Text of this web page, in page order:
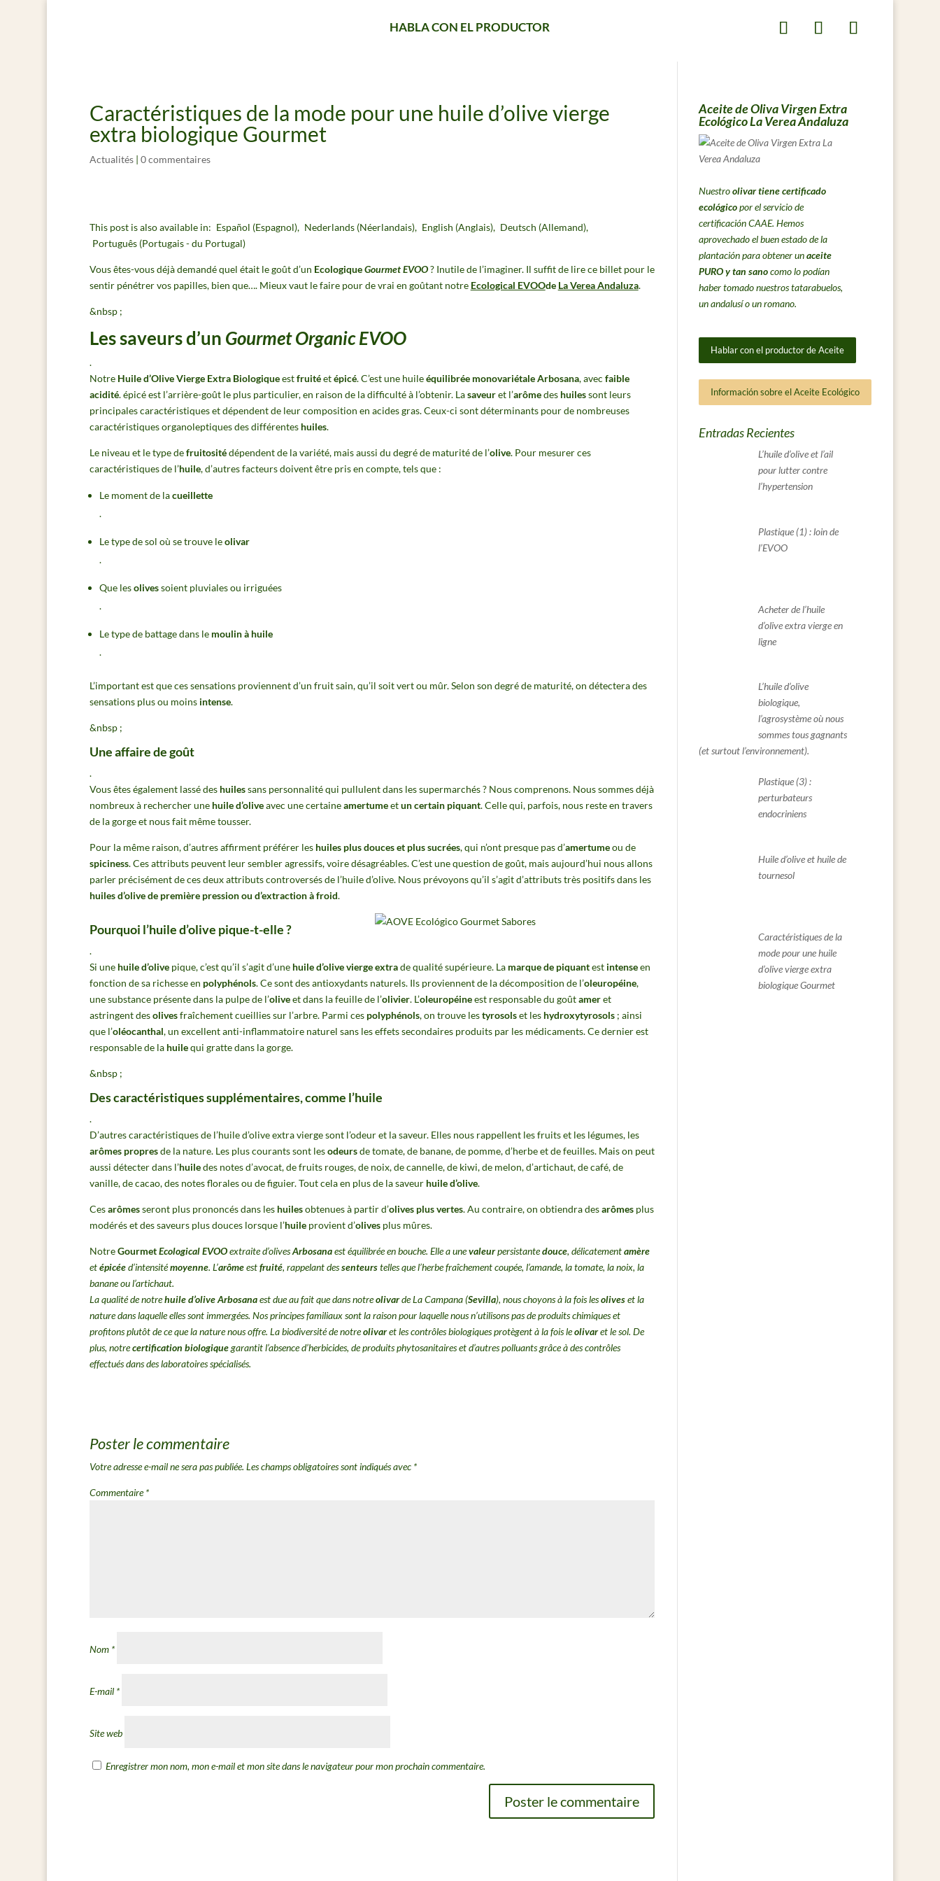
HABLA CON EL PRODUCTOR
Caractéristiques de la mode pour une huile d’olive vierge
extra biologique Gourmet
Actualités| 0 commentaires
This post is also available in: Español (Espagnol) Nederlands (Néerlandais) English (Anglais) Deutsch (Allemand)
Português(Portugais - du Portugal)
Vous êtes-vous déjà demandé quel était le goût d’un EcologiqueGourmet EVOO? Inutile de l’imaginer. Il suffit de lire ce billet pour le
sentir pénétrer vos papilles, bien que…. Mieux vaut le faire pour de vrai en goûtant notre Ecological EVOOde La Verea Andaluza.
&nbsp ;
Les saveurs d’un Gourmet Organic EVOO
.
Notre Huile d’Olive Vierge Extra Biologiqueestfruitéetépicé. C’est une huileéquilibrée monovariétaleArbosana, avec faible
acidité.épicé est l’arrière-goût le plus particulier, en raison de la difficulté à l’obtenir. Lasaveuret l’arômedes huilessont leurs
principales caractéristiques et dépendent de leur composition en acides gras. Ceux-ci sont déterminants pour de nombreuses
caractéristiques organoleptiques des différentes huiles.
Le niveau et le type defruitositédépendent de la variété, mais aussi du degré de maturité de l’olive. Pour mesurer ces
caractéristiques de l’huile, d’autres facteurs doivent être pris en compte, tels que :
Le moment de lacueillette
.
Le type de sol où se trouve leolivar
.
Que lesolivessoient pluviales ou irriguées
.
Le type de battage dans le moulin à huile
.
L’important est que ces sensations proviennent d’un fruit sain, qu’il soit vert ou mûr. Selon son degré de maturité, on détectera des
sensations plus ou moins intense.
&nbsp ;
Une affaire de goût
.
Vous êtes également lassé des huilessans personnalité qui pullulent dans les supermarchés ? Nous comprenons. Nous sommes déjà
nombreux à rechercher une huile d’oliveavec une certaineamertumeetun certain piquant. Celle qui, parfois, nous reste en travers
de la gorge et nous fait même tousser.
Pour la même raison, d’autres affirment préférer les huiles plus douces et plus sucrées, qui n’ont presque pas d’amertumeou de
spiciness. Ces attributs peuvent leur sembler agressifs, voire désagréables. C’est une question de goût, mais aujourd’hui nous allons
parler précisément de ces deux attributs controversés de l’huile d’olive. Nous prévoyons qu’il s’agit d’attributs très positifs dans les
huiles d’olive de première pression ou d’extraction à froid.
Pourquoi l’huile d’olive pique-t-elle ?
.
Si une huile d’olivepique, c’est qu’il s’agit d’une huile d’olive vierge extrade qualité supérieure. La marque de piquantest intenseen
fonction de sa richesse en polyphénols. Ce sont des antioxydants naturels. Ils proviennent de la décomposition de l’oleuropéine,
une substance présente dans la pulpe de l’oliveet dans la feuille de l’olivier. L’oleuropéineest responsable du goûtameret
astringent desolivesfraîchement cueillies sur l’arbre. Parmi ces polyphénols, on trouve lestyrosolset les hydroxytyrosols; ainsi
que l’oléocanthal, un excellent anti-inflammatoire naturel sans les effets secondaires produits par les médicaments. Ce dernier est
responsable de la huilequi gratte dans la gorge.
&nbsp ;
Des caractéristiques supplémentaires, comme l’huile
.
D’autres caractéristiques de l’huile d’olive extra vierge sont l’odeur et la saveur. Elles nous rappellent les fruits et les légumes, les
arômes propresde la nature. Les plus courants sont lesodeursde tomate, de banane, de pomme, d’herbe et de feuilles. Mais on peut
aussi détecter dans l’huiledes notes d’avocat, de fruits rouges, de noix, de cannelle, de kiwi, de melon, d’artichaut, de café, de
vanille, de cacao, des notes florales ou de figuier. Tout cela en plus de la saveur huile d’olive.
Cesarômesseront plus prononcés dans les huilesobtenues à partir d’olives plus vertes. Au contraire, on obtiendra desarômesplus
modérés et des saveurs plus douces lorsque l’huileprovient d’olivesplus mûres.
NotreGourmetEcological EVOOextraite d’olivesArbosanaest équilibrée en bouche. Elle a unevaleurpersistantedouce, délicatementamère
etépicéed’intensitémoyenne. L’arômeestfruité, rappelant dessenteurstelles que l’herbe fraîchement coupée, l’amande, la tomate, la noix, la
banane ou l’artichaut.
La qualité de notrehuile d’olive Arbosanaest due au fait que dans notreolivarde La Campana (Sevilla), nous choyons à la fois lesoliveset la
nature dans laquelle elles sont immergées. Nos principes familiaux sont la raison pour laquelle nous n’utilisons pas de produits chimiques et
profitons plutôt de ce que la nature nous offre. La biodiversité de notreolivaret les contrôles biologiques protègent à la fois leolivaret le sol. De
plus, notrecertification biologiquegarantit l’absence d’herbicides, de produits phytosanitaires et d’autres polluants grâce à des contrôles
effectués dans des laboratoires spécialisés.
Poster le commentaire
Votre adresse e-mail ne sera pas publiée. Les champs obligatoires sont indiqués avec *
Commentaire*
Nom *
E-mail *
Site web
Enregistrer mon nom, mon e-mail et mon site dans le navigateur pour mon prochain commentaire.
Aceite de Oliva Virgen Extra
Ecológico La Verea Andaluza
Nuestroolivar tiene certificado
ecológicopor el servicio de
certificación CAAE. Hemos
aprovechado el buen estado de la
plantación para obtener unaceite
PURO y tan sanocomo lo podían
haber tomado nuestros tatarabuelos,
un andalusí o un romano.
Hablar con el productor de Aceite
Información sobre el Aceite Ecológico
Entradas Recientes
L’huile d’olive et l’ail
pour lutter contre
l’hypertension
Plastique (1) : loin de
l’EVOO
Acheter de l’huile
d’olive extra vierge en
ligne
L’huile d’olive
biologique,
l’agrosystème où nous
sommes tous gagnants
(et surtout l’environnement).
Plastique (3) :
perturbateurs
endocriniens
Huile d’olive et huile de
tournesol
Caractéristiques de la
mode pour une huile
d’olive vierge extra
biologique Gourmet